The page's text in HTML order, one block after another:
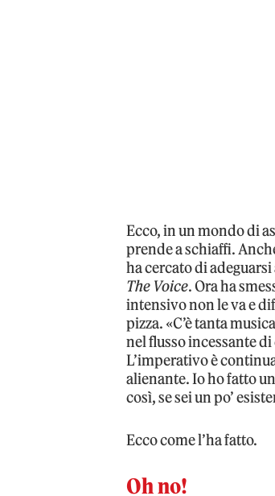
Ecco, in un mondo di
prende a schiaffi.
ha cercato di
The Voice. Ora ha
intensivo non le va e
pizza. «C’è tanta
nel flusso incessante
L’imperativo è
alienante. Io ho fatto
così, se sei un po’
Ecco come l’ha fatto.
Oh no!